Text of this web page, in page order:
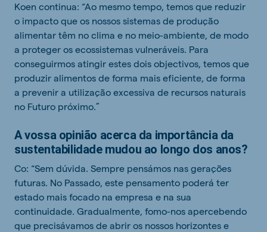
Koen continua: “Ao mesmo tempo, temos que reduzir
o impacto que os nossos sistemas de produção
alimentar têm no clima e no meio-ambiente, de modo
a proteger os ecossistemas vulneráveis. Para
conseguirmos atingir estes dois objectivos, temos que
produzir alimentos de forma mais eficiente, de forma
a prevenir a utilização excessiva de recursos naturais
no Futuro próximo.”
A vossa opinião acerca da importância da
sustentabilidade mudou ao longo dos anos?
Co: “Sem dúvida. Sempre pensámos nas gerações
futuras. No Passado, este pensamento poderá ter
estado mais focado na empresa e na sua
continuidade. Gradualmente, fomo-nos apercebendo
que precisávamos de abrir os nossos horizontes e